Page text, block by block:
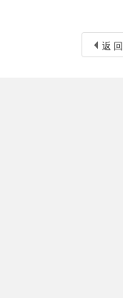
返 回